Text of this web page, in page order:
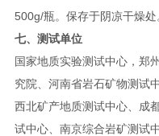
500g/瓶。保存于阴凉干燥处
七、测试单位
国家地质实验测试中心，郑
究院、河南省岩石矿物测试中
西北矿产地质测试中心、成
试中心、南京综合岩矿测试